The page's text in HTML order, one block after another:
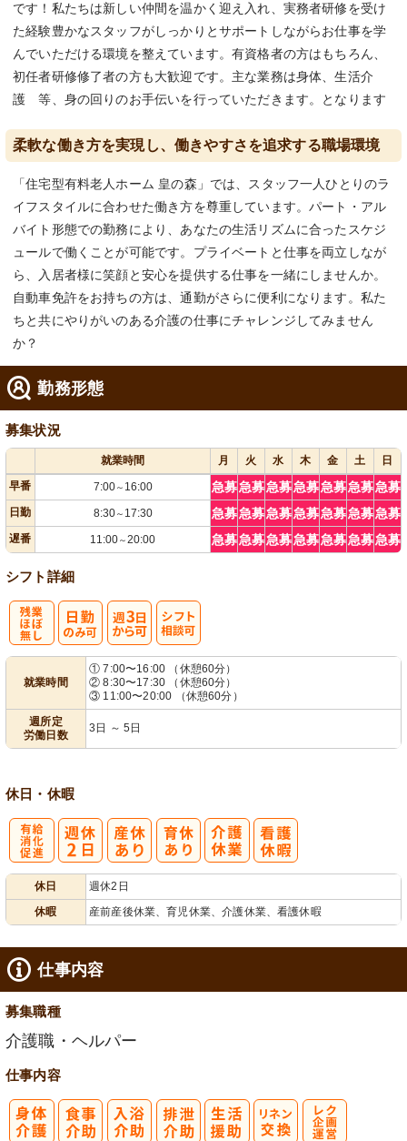
です！私たちは新しい仲間を温かく迎え入れ、実務者研修を受け
た経験豊かなスタッフがしっかりとサポートしながらお仕事を学
んでいただける環境を整えています。有資格者の方はもちろん、
初任者研修修了者の方も大歓迎です。主な業務は身体、生活介
護 等、身の回りのお手伝いを行っていただきます。となります
柔軟な働き方を実現し、働きやすさを追求する職場環境
「住宅型有料老人ホーム 皇の森」では、スタッフ一人ひとりのラ
イフスタイルに合わせた働き方を尊重しています。パート・アル
バイト形態での勤務により、あなたの生活リズムに合ったスケジ
ュールで働くことが可能です。プライベートと仕事を両立しなが
ら、入居者様に笑顔と安心を提供する仕事を一緒にしませんか。
自動車免許をお持ちの方は、通勤がさらに便利になります。私た
ちと共にやりがいのある介護の仕事にチャレンジしてみません
か？
勤務形態
募集状況
就業時間 月 火 水 木 金 土
日
早番
7:00～ 16:00 急募急募急募急募急募急募急募
日勤 8:30～ 17:30 急募急募急募急募急募急募急募
遅番 11:00～20:00 急募急募急募急募急募急募急募
シフト詳細
就業時間
① 7:00〜16:00 （休憩60分）
② 8:30〜17:30 （休憩60分）
③ 11:00〜20:00 （休憩60分）
週所定
労働日数
3日 ～ 5日
休日・休暇
休日
週休2日
休暇
産前産後休業、育児休業、介護休業、看護休暇
仕事内容
募集職種
介護職・ヘルパー
仕事内容